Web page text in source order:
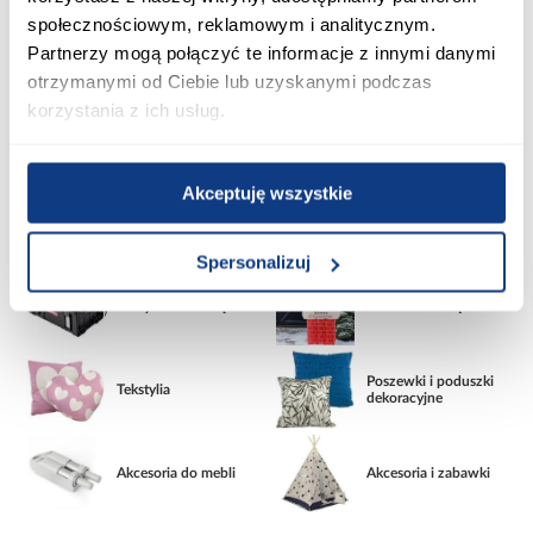
społecznościowym, reklamowym i analitycznym.
Partnerzy mogą połączyć te informacje z innymi danymi
otrzymanymi od Ciebie lub uzyskanymi podczas
korzystania z ich usług.
Akceptuję wszystkie
Spersonalizuj
Pakowanie i
przeprowadzki
Maty grzewcze
Grzejniki i kaloryfery Drabiny
Tekstylia
Poszewki i poduszki
dekoracyjne
Akcesoria do mebli Akcesoria i zabawki